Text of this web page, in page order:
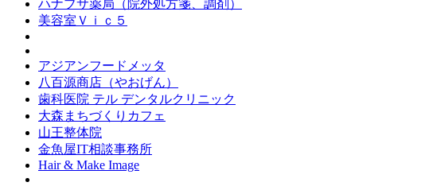
ハナブサ薬局（院外処方箋、調剤）
美容室Ｖｉｃ５
アジアンフードメッタ
八百源商店（やおげん）
歯科医院 テル デンタルクリニック
大森まちづくりカフェ
山王整体院
金魚屋IT相談事務所
Hair & Make Image